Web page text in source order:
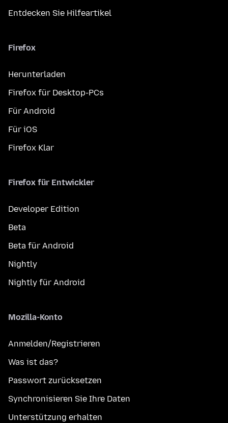
Entdecken Sie Hilfeartikel
Firefox
Herunterladen
Firefox für Desktop-PCs
Für Android
Für iOS
Firefox Klar
Firefox für Entwickler
Developer Edition
Beta
Beta für Android
Nightly
Nightly für Android
Mozilla-Konto
Anmelden/Registrieren
Was ist das?
Passwort zurücksetzen
Synchronisieren Sie Ihre Daten
Unterstützung erhalten